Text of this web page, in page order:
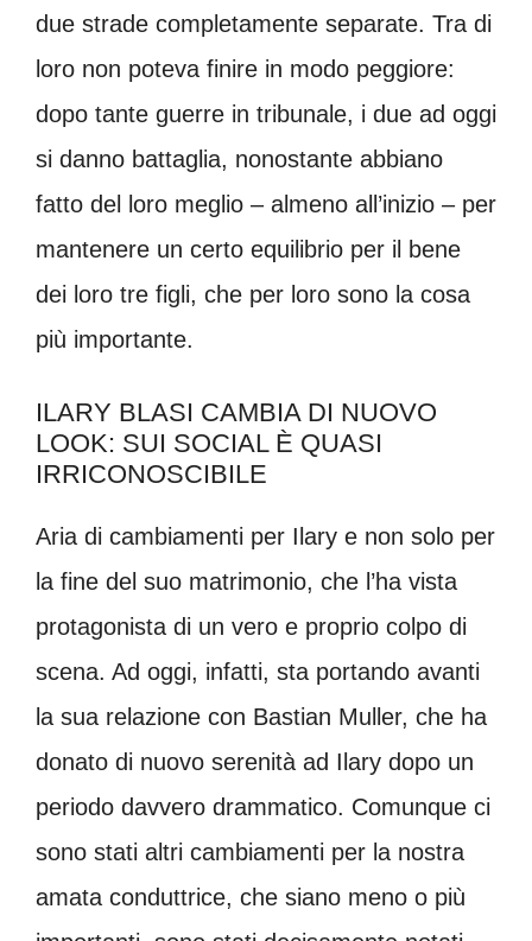
due strade completamente separate. Tra di
loro non poteva finire in modo peggiore:
dopo tante guerre in tribunale, i due ad oggi
si danno battaglia, nonostante abbiano
fatto del loro meglio – almeno all’inizio – per
mantenere un certo equilibrio per il bene
dei loro tre figli, che per loro sono la cosa
più importante.
ILARY BLASI CAMBIA DI NUOVO
LOOK: SUI SOCIAL È QUASI
IRRICONOSCIBILE
Aria di cambiamenti per Ilary e non solo per
la fine del suo matrimonio, che l’ha vista
protagonista di un vero e proprio colpo di
scena. Ad oggi, infatti, sta portando avanti
la sua relazione con Bastian Muller, che ha
donato di nuovo serenità ad Ilary dopo un
periodo davvero drammatico. Comunque ci
sono stati altri cambiamenti per la nostra
amata conduttrice, che siano meno o più